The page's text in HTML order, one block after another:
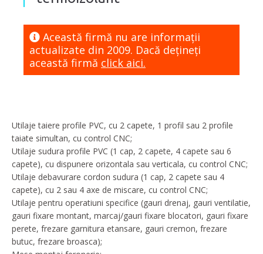
Această firmă nu are informaţii
actualizate din 2009. Dacă dețineți
această firmă click aici.
Utilaje taiere profile PVC, cu 2 capete, 1 profil sau 2 profile
taiate simultan, cu control CNC;
Utilaje sudura profile PVC (1 cap, 2 capete, 4 capete sau 6
capete), cu dispunere orizontala sau verticala, cu control CNC;
Utilaje debavurare cordon sudura (1 cap, 2 capete sau 4
capete), cu 2 sau 4 axe de miscare, cu control CNC;
Utilaje pentru operatiuni specifice (gauri drenaj, gauri ventilatie,
gauri fixare montant, marcaj/gauri fixare blocatori, gauri fixare
perete, frezare garnitura etansare, gauri cremon, frezare
butuc, frezare broasca);